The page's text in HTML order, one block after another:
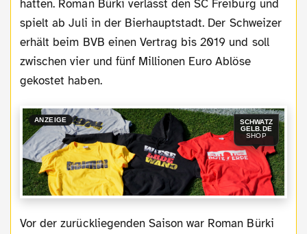
hatten. Roman Bürki verlässt den SC Freiburg und
spielt ab Juli in der Bierhauptstadt. Der Schweizer
erhält beim BVB einen Vertrag bis 2019 und soll
zwischen vier und fünf Millionen Euro Ablöse
gekostet haben.
ANZEIGE
SCHWATZ
GELB.DE
SHOP
Vor der zurückliegenden Saison war Roman Bürki